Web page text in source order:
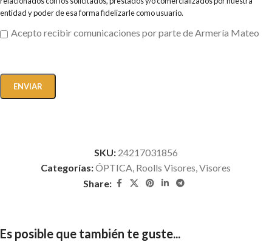
entidad y poder de esa forma fidelizarle como usuario.
Acepto recibir comunicaciones por parte de Armería Mateo
SKU: 24217031856
Categorías:ÓPTICA, Roolls Visores,Visores
Share:
Es posible que también te guste...